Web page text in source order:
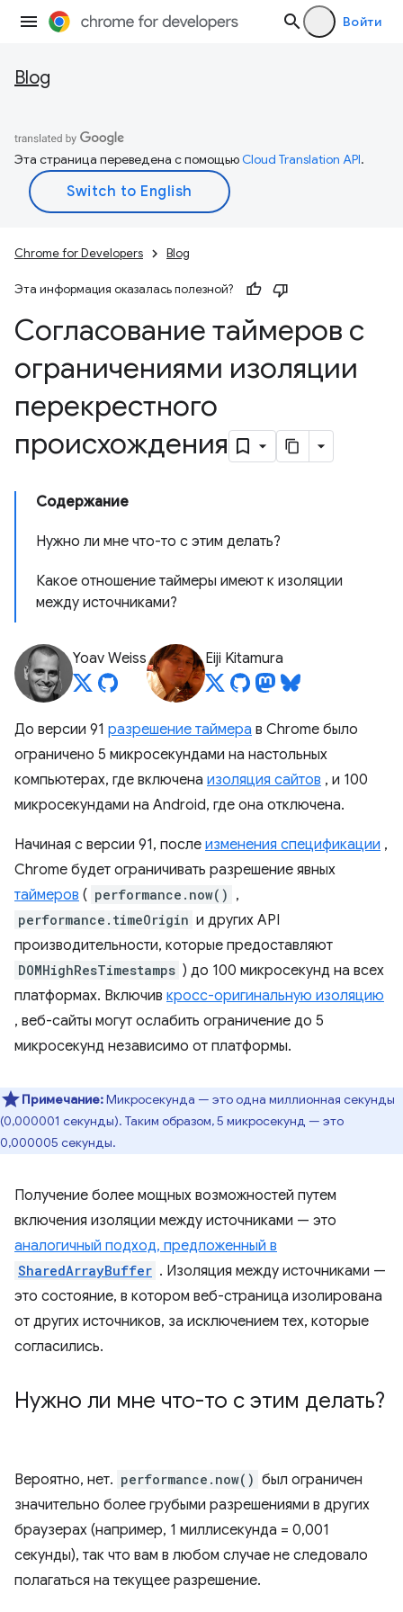
Войти
Blog
Эта страница переведена с помощьюCloud Translation API.
Chrome for Developers Blog
Эта информация оказалась полезной?
Согласование таймеров с
ограничениями изоляции
перекрестного
происхождения
Содержание
Нужно ли мне что-то с этим делать?
Какое отношение таймеры имеют к изоляции
между источниками?
Yoav Weiss Eiji Kitamura
До версии 91 разрешение таймера в Chrome было
ограничено 5 микросекундами на настольных
компьютерах, где включена изоляция сайтов , и 100
микросекундами на Android, где она отключена.
Начиная с версии 91, после изменения спецификации ,
Chrome будет ограничивать разрешение явных
таймеров ( performance.now() ,
performance.timeOrigin и других API
производительности, которые предоставляют
DOMHighResTimestamps ) до 100 микросекунд на всех
платформах. Включив кросс-оригинальную изоляцию
, веб-сайты могут ослабить ограничение до 5
микросекунд независимо от платформы.
Примечание:Микросекунда — это одна миллионная секунды
(0,000001 секунды). Таким образом, 5 микросекунд — это
0,000005 секунды.
Получение более мощных возможностей путем
включения изоляции между источниками — это
аналогичный подход, предложенный в
SharedArrayBuffer . Изоляция между источниками —
это состояние, в котором веб-страница изолирована
от других источников, за исключением тех, которые
согласились.
Нужно ли мне что-то с этим делать?
Вероятно, нет. performance.now() был ограничен
значительно более грубыми разрешениями в других
браузерах (например, 1 миллисекунда = 0,001
секунды), так что вам в любом случае не следовало
полагаться на текущее разрешение.